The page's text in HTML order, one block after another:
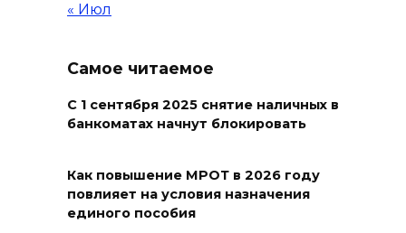
Андрей Фатеев: Театр Чехова
в Таганроге откроет 200-й
сезон в обновленном здании
06 августа 2026 18:27
Наблюдатели готовятся к
« Июл
Самое читаемое
С 1 сентября 2025 снятие наличных в
банкоматах начнут блокировать
Как повышение МРОТ в 2026 году
повлияет на условия назначения
единого пособия